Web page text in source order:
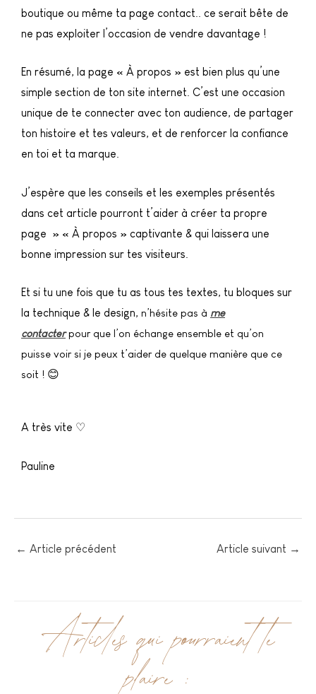
boutique ou même ta page contact.. ce serait bête de
ne pas exploiter l’occasion de vendre davantage !
En résumé, la page « À propos » est bien plus qu’une
simple section de ton site internet. C’est une occasion
unique de te connecter avec ton audience, de partager
ton histoire et tes valeurs, et de renforcer la confiance
en toi et ta marque.
J’espère que les conseils et les exemples présentés
dans cet article pourront t’aider à créer ta propre
page » « À propos » captivante & qui laissera une
bonne impression sur tes visiteurs.
Et si tu une fois que tu as tous tes textes, tu bloques sur
la technique & le design, n’hésite pas à me
contacter pour que l’on échange ensemble et qu’on
puisse voir si je peux t’aider de quelque manière que ce
soit ! 😊
A très vite ♡
Pauline
← Article précédent Article suivant →
Articles qui pourraient te
plaire :